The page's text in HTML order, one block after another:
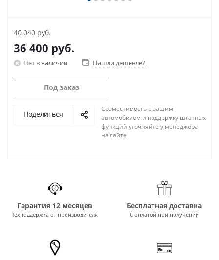
40 040 руб.
36 400 руб.
Нет в наличии Нашли дешевле?
Под заказ
Поделиться
Совместимость с вашим
автомобилем и поддержку штатных
функций уточняйте у менеджера
на сайте
Гарантия 12 месяцев
Техподдержка от производителя
Бесплатная доставка
С оплатой при получении